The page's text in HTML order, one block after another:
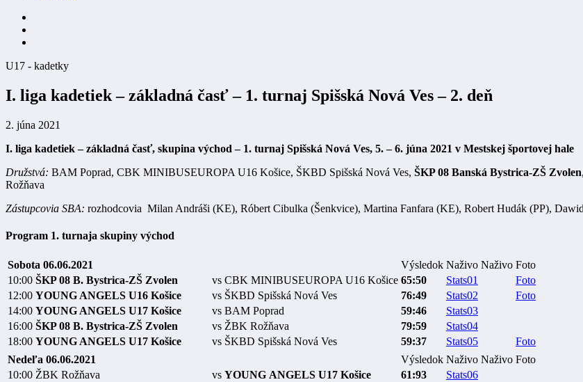
U17 - kadetky
I. liga kadetiek – základná časť – 1. turnaj Spišská Nová Ves – 2. deň
2. júna 2021
I. liga kadetiek – základná časť, skupina východ – 1. turnaj Spišská Nová Ves, 5. – 6. júna 2021 v Mestskej športovej hale
Družstvá: BAM Poprad, CBK MINIBUSEUROPA U16 Košice, ŠKBD Spišská Nová Ves, ŠKP 08 Banská Bystrica-ZŠ Zvolen
Rožňava
Zástupcovia SBA: rozhodcovia Milan Andráši (KE), Róbert Cibulka (Šenkvice), Martina Fanfara (KE), Robert Hudák (PP),
Program 1. turnaja skupiny východ
Sobota 06.06.2021 Výsledok Naživo Naživo Foto
10:00 ŠKP 08 B. Bystrica-ZŠ Zvolen vs CBK MINIBUSEUROPA U16 Košice 65:50 Stats01
Foto
12:00 YOUNG ANGELS U16 Košice vs ŠKBD Spišská Nová Ves 76:49 Stats02
Foto
14:00 YOUNG ANGELS U17 Košice vs BAM Poprad 59:46
Stats03
16:00 ŠKP 08 B. Bystrica-ZŠ Zvolen vs ŽBK Rožňava 79:59
Stats04
18:00 YOUNG ANGELS U17 Košice vs ŠKBD Spišská Nová Ves 59:37 Stats05
Foto
Nedeľa 06.06.2021
Výsledok Naživo Naživo Foto
10:00 ŽBK Rožňava vs YOUNG ANGELS U17 Košice 61:93
Stats06